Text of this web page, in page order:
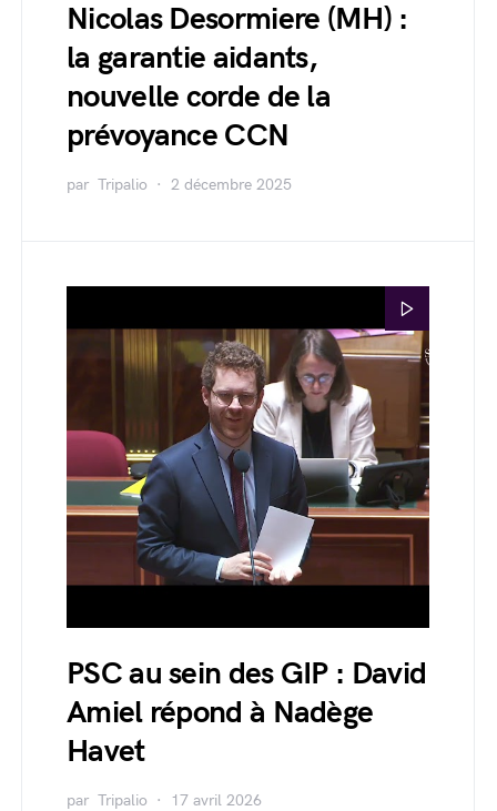
Nicolas Desormiere (MH) :
la garantie aidants,
nouvelle corde de la
prévoyance CCN
par Tripalio 2 décembre 2025
PSC au sein des GIP : David
Amiel répond à Nadège
Havet
par Tripalio 17 avril 2026